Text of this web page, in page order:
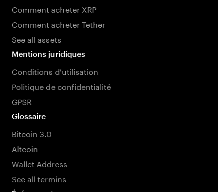
Comment acheter XRP
Comment acheter Tether
See all assets
Mentions juridiques
Conditions d'utilisation
Politique de confidentialité
GPSR
Glossaire
Bitcoin 3.0
Altcoin
Wallet Address
See all termins